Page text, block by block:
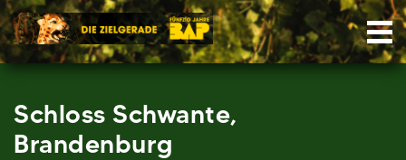
Skip
to
content
Schloss Schwante,
Brandenburg